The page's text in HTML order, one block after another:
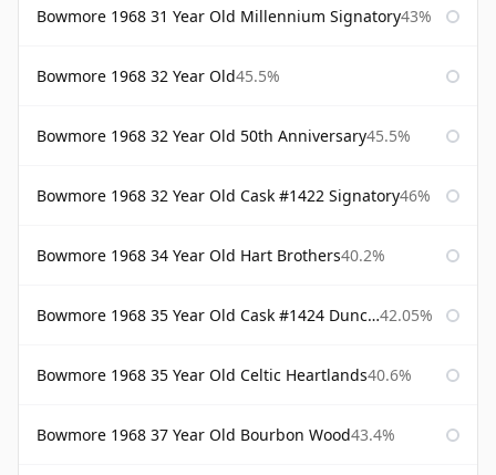
Bowmore 1968 31 Year Old Millennium Signatory43%
Bowmore 1968 32 Year Old45.5%
Bowmore 1968 32 Year Old 50th Anniversary45.5%
Bowmore 1968 32 Year Old Cask #1422 Signatory46%
Bowmore 1968 34 Year Old Hart Brothers40.2%
Bowmore 1968 35 Year Old Cask #1424 Duncan Taylor 42.05%
Bowmore 1968 35 Year Old Celtic Heartlands40.6%
Bowmore 1968 37 Year Old Bourbon Wood43.4%